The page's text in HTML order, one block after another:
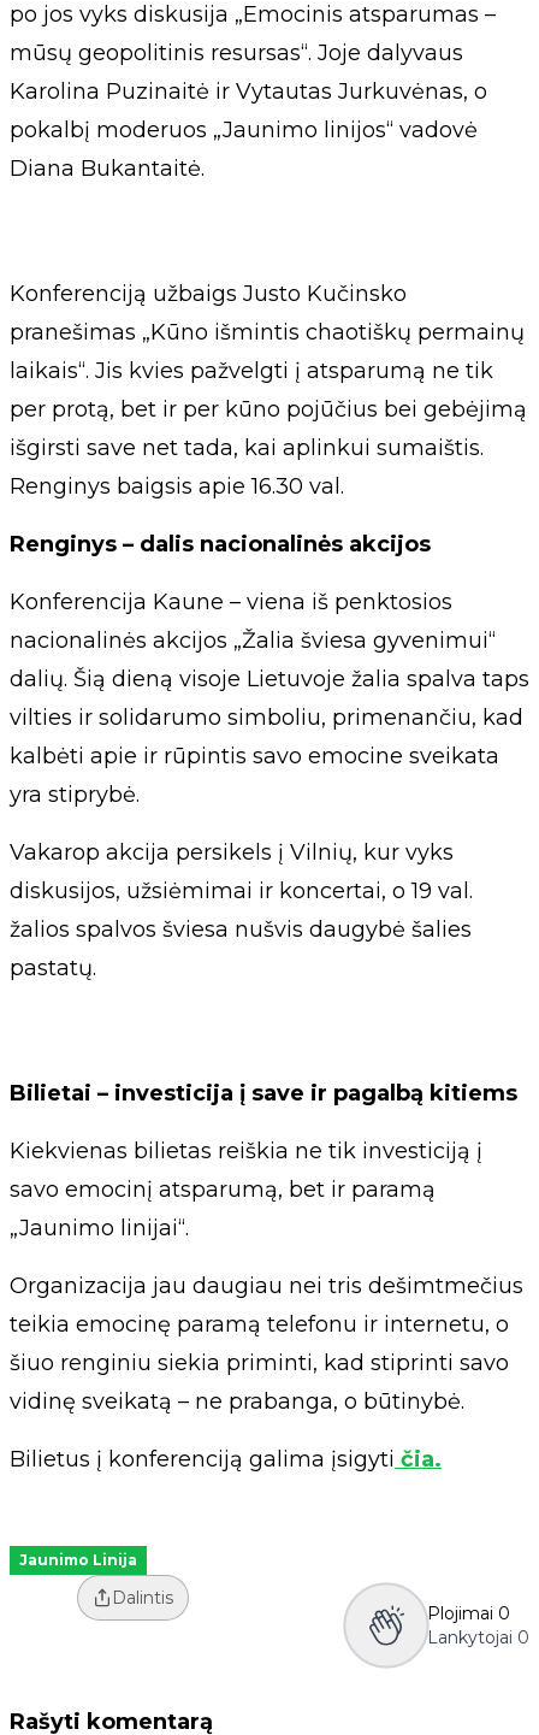
po jos vyks diskusija „Emocinis atsparumas –
mūsų geopolitinis resursas“. Joje dalyvaus
Karolina Puzinaitė ir Vytautas Jurkuvėnas, o
pokalbį moderuos „Jaunimo linijos“ vadovė
Diana Bukantaitė.
Konferenciją užbaigs Justo Kučinsko
pranešimas „Kūno išmintis chaotiškų permainų
laikais“. Jis kvies pažvelgti į atsparumą ne tik
per protą, bet ir per kūno pojūčius bei gebėjimą
išgirsti save net tada, kai aplinkui sumaištis.
Renginys baigsis apie 16.30 val.
Renginys – dalis nacionalinės akcijos
Konferencija Kaune – viena iš penktosios
nacionalinės akcijos „Žalia šviesa gyvenimui“
dalių. Šią dieną visoje Lietuvoje žalia spalva taps
vilties ir solidarumo simboliu, primenančiu, kad
kalbėti apie ir rūpintis savo emocine sveikata
yra stiprybė.
Vakarop akcija persikels į Vilnių, kur vyks
diskusijos, užsiėmimai ir koncertai, o 19 val.
žalios spalvos šviesa nušvis daugybė šalies
pastatų.
Bilietai – investicija į save ir pagalbą kitiems
Kiekvienas bilietas reiškia ne tik investiciją į
savo emocinį atsparumą, bet ir paramą
„Jaunimo linijai“.
Organizacija jau daugiau nei tris dešimtmečius
teikia emocinę paramą telefonu ir internetu, o
šiuo renginiu siekia priminti, kad stiprinti savo
vidinę sveikatą – ne prabanga, o būtinybė.
Bilietus į konferenciją galima įsigyti čia.
Jaunimo Linija
Dalintis
Plojimai 0
Lankytojai 0
Rašyti komentarą